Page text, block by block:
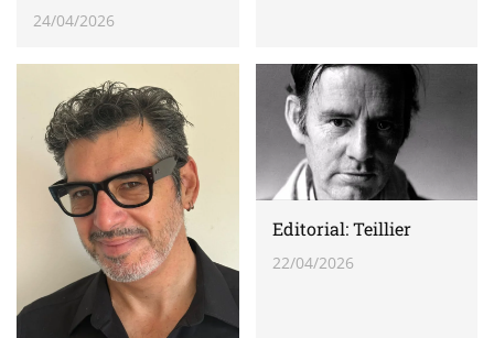
24/04/2026
Editorial: Teillier
22/04/2026